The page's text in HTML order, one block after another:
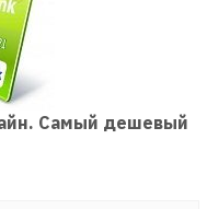
Самый дешевый